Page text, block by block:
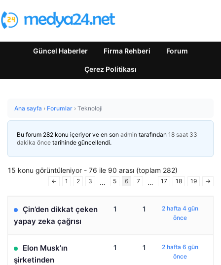
Güncel Haberler Firma Rehberi Forum
Çerez Politikası
Ana sayfa › Forumlar › Teknoloji
Bu forum 282 konu içeriyor ve en son admin tarafından 18 saat 33
dakika önce tarihinde güncellendi.
15 konu görüntüleniyor - 76 ile 90 arası (toplam 282)
← 1 2 3 … 5 6 7 … 17 18 19 →
Çin’den dikkat çeken
yapay zeka çağrısı
1 1
2 hafta 4 gün
önce
Elon Musk’ın
şirketinden
1 1
2 hafta 6 gün
önce